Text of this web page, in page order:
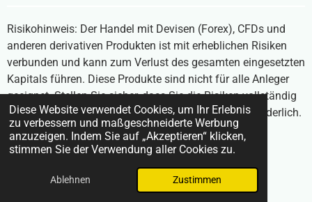
Diese Website verwendet Cookies, um Ihr Erlebnis
zu verbessern und maßgeschneiderte Werbung
anzuzeigen. Indem Sie auf „Akzeptieren“ klicken,
stimmen Sie der Verwendung aller Cookies zu.
Ablehnen Zustimmen
Risikohinweis: Der Handel mit Devisen (Forex), CFDs und
anderen derivativen Produkten ist mit erheblichen Risiken
verbunden und kann zum Verlust des gesamten eingesetzten
Kapitals führen. Diese Produkte sind nicht für alle Anleger
geeignet. Stellen Sie sicher, dass Sie die Risiken vollständig
verstehen und unabhängigen Rat einholen, falls erforderlich.
Inhalte auf BrokerVergleich24.com stellen keine
Anlageberatung dar.
Mit Unterstützung von